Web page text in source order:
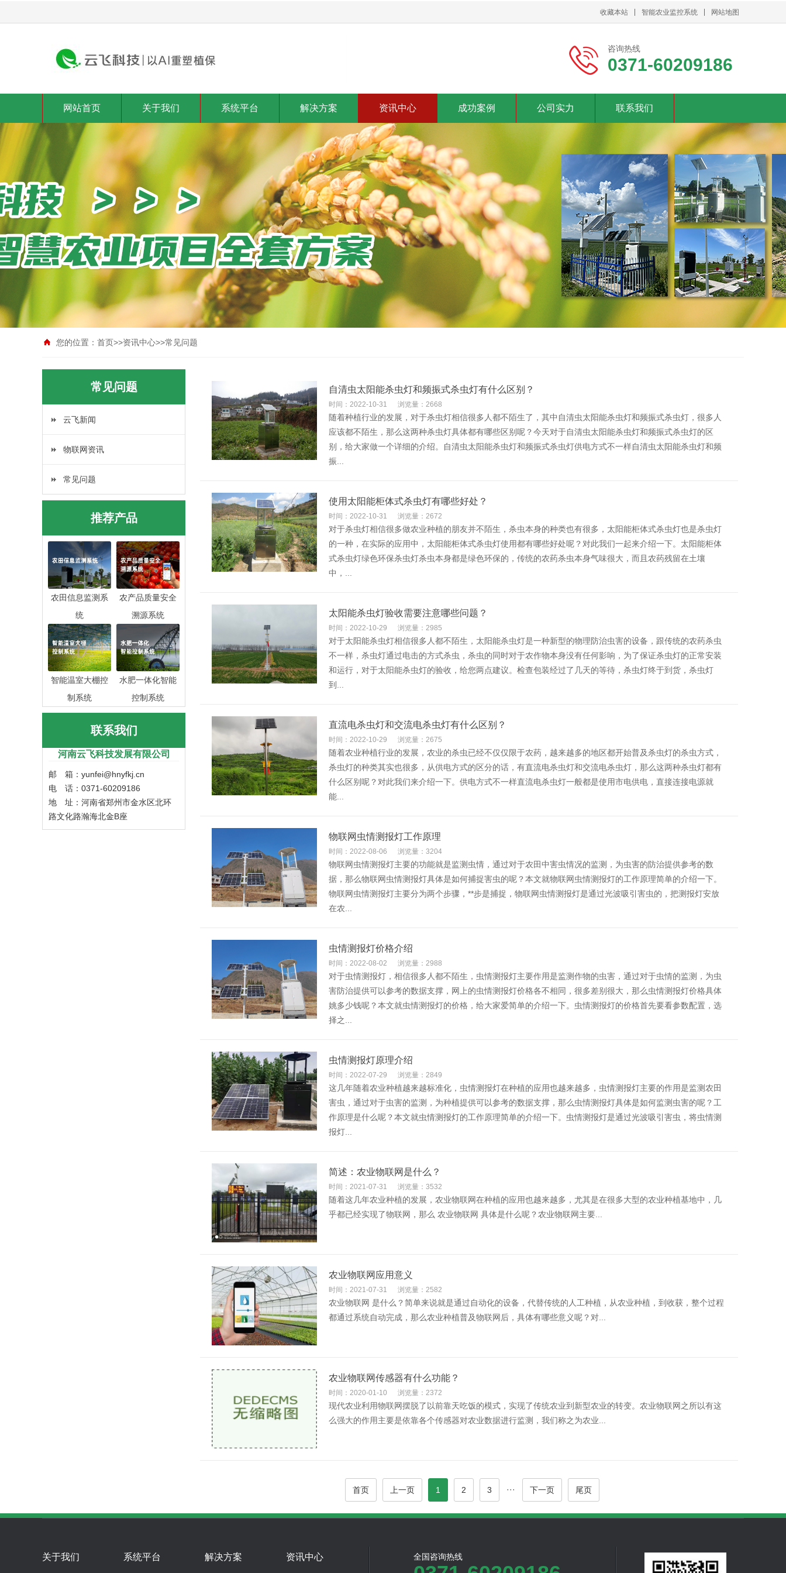
收藏本站 智能农业监控系统 网站地图
咨询热线
0371-60209186
网站首页 关于我们 系统平台 解决方案 资讯中心 成功案例 公司实力 联系我们
您的位置： 首页>>资讯中心>>常见问题
常见问题
云飞新闻
物联网资讯
常见问题
推荐产品
农田信息监测系
统
农产品质量安全
溯源系统
智能温室大棚控
制系统
水肥一体化智能
控制系统
联系我们
河南云飞科技发展有限公司
邮 箱：yunfei@hnyfkj.cn
电 话：0371-60209186
地 址：河南省郑州市金水区北环
路文化路瀚海北金B座
自清虫太阳能杀虫灯和频振式杀虫灯有什么区别？
时间：2022-10-31 浏览量：2668
随着种植行业的发展，对于杀虫灯相信很多人都不陌生了，其中自清虫太阳能杀虫灯和频振式杀虫灯，很多人
应该都不陌生，那么这两种杀虫灯具体都有哪些区别呢？今天对于自清虫太阳能杀虫灯和频振式杀虫灯的区
别，给大家做一个详细的介绍。自清虫太阳能杀虫灯和频振式杀虫灯供电方式不一样自清虫太阳能杀虫灯和频
振...
使用太阳能柜体式杀虫灯有哪些好处？
时间：2022-10-31 浏览量：2672
对于杀虫灯相信很多做农业种植的朋友并不陌生，杀虫本身的种类也有很多，太阳能柜体式杀虫灯也是杀虫灯
的一种，在实际的应用中，太阳能柜体式杀虫灯使用都有哪些好处呢？对此我们一起来介绍一下。太阳能柜体
式杀虫灯绿色环保杀虫灯杀虫本身都是绿色环保的，传统的农药杀虫本身气味很大，而且农药残留在土壤
中，...
太阳能杀虫灯验收需要注意哪些问题？
时间：2022-10-29 浏览量：2985
对于太阳能杀虫灯相信很多人都不陌生，太阳能杀虫灯是一种新型的物理防治虫害的设备，跟传统的农药杀虫
不一样，杀虫灯通过电击的方式杀虫，杀虫的同时对于农作物本身没有任何影响，为了保证杀虫灯的正常安装
和运行，对于太阳能杀虫灯的验收，给您两点建议。检查包装经过了几天的等待，杀虫灯终于到货，杀虫灯
到...
直流电杀虫灯和交流电杀虫灯有什么区别？
时间：2022-10-29 浏览量：2675
随着农业种植行业的发展，农业的杀虫已经不仅仅限于农药，越来越多的地区都开始普及杀虫灯的杀虫方式，
杀虫灯的种类其实也很多，从供电方式的区分的话，有直流电杀虫灯和交流电杀虫灯，那么这两种杀虫灯都有
什么区别呢？对此我们来介绍一下。供电方式不一样直流电杀虫灯一般都是使用市电供电，直接连接电源就
能...
物联网虫情测报灯工作原理
时间：2022-08-06 浏览量：3204
物联网虫情测报灯主要的功能就是监测虫情，通过对于农田中害虫情况的监测，为虫害的防治提供参考的数
据，那么物联网虫情测报灯具体是如何捕捉害虫的呢？本文就物联网虫情测报灯的工作原理简单的介绍一下。
物联网虫情测报灯主要分为两个步骤，**步是捕捉，物联网虫情测报灯是通过光波吸引害虫的，把测报灯安放
在农...
虫情测报灯价格介绍
时间：2022-08-02 浏览量：2988
对于虫情测报灯，相信很多人都不陌生，虫情测报灯主要作用是监测作物的虫害，通过对于虫情的监测，为虫
害防治提供可以参考的数据支撑，网上的虫情测报灯价格各不相同，很多差别很大，那么虫情测报灯价格具体
姚多少钱呢？本文就虫情测报灯的价格，给大家爱简单的介绍一下。虫情测报灯的价格首先要看参数配置，选
择之...
虫情测报灯原理介绍
时间：2022-07-29 浏览量：2849
这几年随着农业种植越来越标准化，虫情测报灯在种植的应用也越来越多，虫情测报灯主要的作用是监测农田
害虫，通过对于虫害的监测，为种植提供可以参考的数据支撑，那么虫情测报灯具体是如何监测虫害的呢？工
作原理是什么呢？本文就虫情测报灯的工作原理简单的介绍一下。虫情测报灯是通过光波吸引害虫，将虫情测
报灯...
简述：农业物联网是什么？
时间：2021-07-31 浏览量：3532
随着这几年农业种植的发展，农业物联网在种植的应用也越来越多，尤其是在很多大型的农业种植基地中，几
乎都已经实现了物联网，那么 农业物联网 具体是什么呢？农业物联网主要...
农业物联网应用意义
时间：2021-07-31 浏览量：2582
农业物联网 是什么？简单来说就是通过自动化的设备，代替传统的人工种植，从农业种植，到收获，整个过程
都通过系统自动完成，那么农业种植普及物联网后，具体有哪些意义呢？对...
农业物联网传感器有什么功能？
时间：2020-01-10 浏览量：2372
现代农业利用物联网摆脱了以前靠天吃饭的模式，实现了传统农业到新型农业的转变。农业物联网之所以有这
么强大的作用主要是依靠各个传感器对农业数据进行监测，我们称之为农业...
首页 上一页 1 2 3 ··· 下一页 尾页
关于我们 系统平台 解决方案 资讯中心 全国咨询热线